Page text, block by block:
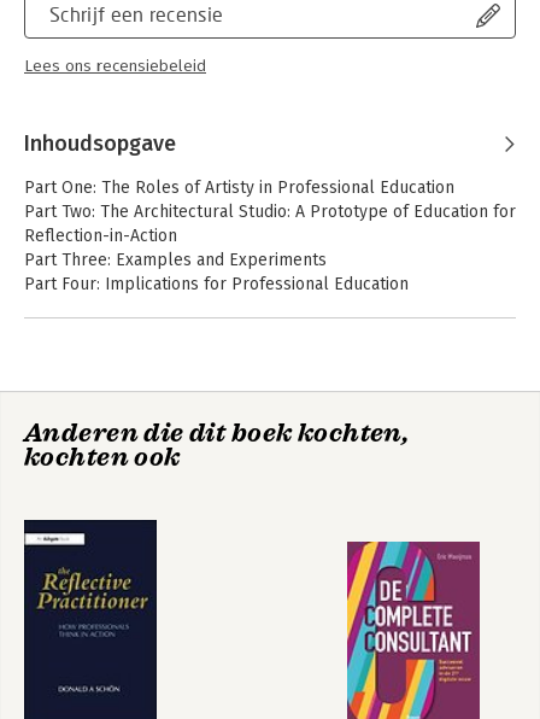
Schrijf een recensie
Lees ons recensiebeleid
Inhoudsopgave
Part One: The Roles of Artisty in Professional Education
Part Two: The Architectural Studio: A Prototype of Education for
Reflection-in-Action
Part Three: Examples and Experiments
Part Four: Implications for Professional Education
Anderen die dit boek kochten,
kochten ook